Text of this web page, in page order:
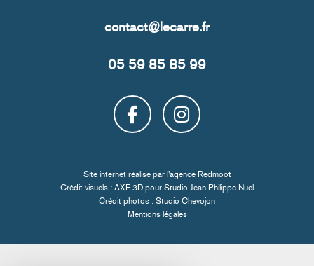
05 59 85 85 99
Site internet réalisé par l'agence Redmoot
Crédit visuels : AXE 3D pour Studio Jean Philippe Nuel
Crédit photos : Studio Chevojon
Mentions légales